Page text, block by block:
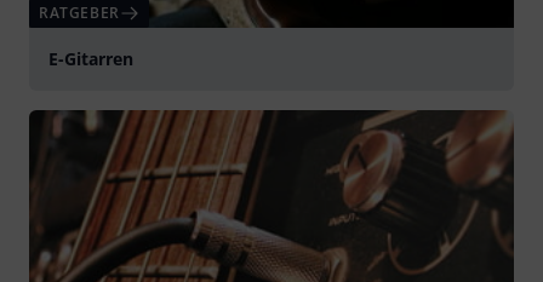
RATGEBER
E-Gitarren